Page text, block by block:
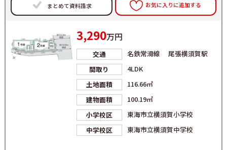
まとめて資料請求 お気に入りに追加する
3,290万円
交通
名鉄常滑線 尾張横須賀駅
間取り
4LDK
土地面積
116.66㎡
建物面積
100.19㎡
小学校区
東海市立横須賀小学校
中学校区
東海市立横須賀中学校